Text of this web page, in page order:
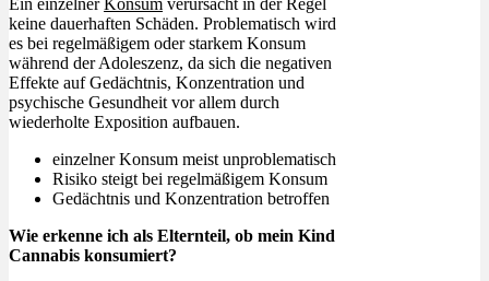
keine dauerhaften Schäden. Problematisch wird
es bei regelmäßigem oder starkem Konsum
während der Adoleszenz, da sich die negativen
Effekte auf Gedächtnis, Konzentration und
psychische Gesundheit vor allem durch
wiederholte Exposition aufbauen.
einzelner Konsum meist unproblematisch
Risiko steigt bei regelmäßigem Konsum
Gedächtnis und Konzentration betroffen
Wie erkenne ich als Elternteil, ob mein Kind
Cannabis konsumiert?